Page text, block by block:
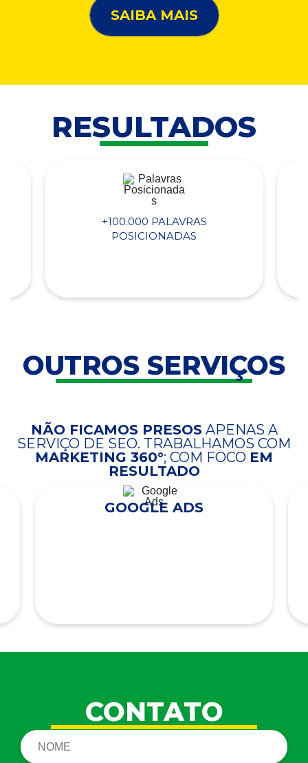
SAIBA MAIS
RESULTADOS
+100.000 PALAVRAS
POSICIONADAS
OUTROS SERVIÇOS
NÃO FICAMOS PRESOSAPENAS A
SERVIÇO DE SEO. TRABALHAMOS COM
MARKETING 360°; COM FOCO EM
RESULTADO
GOOGLE ADS
CONTATO